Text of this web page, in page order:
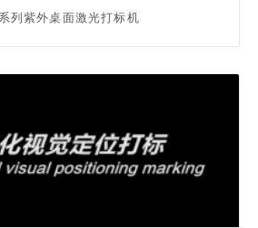
列紫外桌面激光打标机